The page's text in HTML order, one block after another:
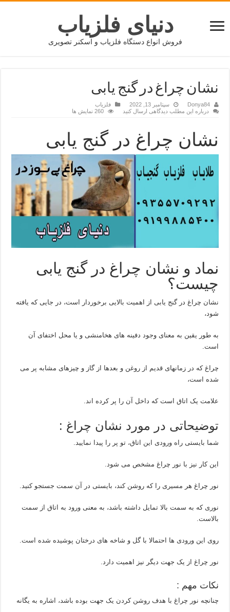
دنیای فلزیاب
فروش انواع دستگاه فلزیاب و اسکنر تصویری
نشان چراغ در گنج یابی
Donya84 سپتامبر 13, 2022
فلزیاب
درباره این مطلب دیدگاهی ارسال کنید
260 نمایش ها
نشان چراغ در گنج یابی
نماد و نشان چراغ در گنج یابی
چیست؟
نشان چراغ در گنج یابی از اهمیت بالایی برخوردار است، در جایی که یافته
شود،
به طور یقین به معنای وجود دفینه های هخامنشی و یا محل اختفای آن
است.
چراغ که در زمانهای قدیم از روغن و بعدها از گاز و چیزهای مشابه پر می
شده است،
علامت یک اتاق است که داخل آن را پر کرده اند.
توضیحاتی در مورد نشان چراغ :
شما بایستی راه ورودی این اتاق، تو پر را پیدا نمایید.
این کار نیز با نور چراغ مشخص می شود.
نور چراغ هر مسیری را که روشن کند، بایستی در آن سمت جستجو کنید.
نوری که به سمت بالا تمایل داشته باشد، به معنی ورود به اتاق از سمت
بالاست.
روی این ورودی ها احتمالا با گل و شاخه های درختان پوشیده شده است.
نور چراغ از یک جهت دیگر نیز اهمیت دارد.
نکات مهم :
چنانچه نور چراغ با هدف روشن کردن یک جهت بوده باشد، اشاره به یگانه